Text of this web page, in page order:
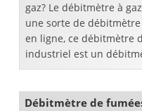
gaz? Le débitmètre à
une sorte de
en ligne, ce débitmètre
industriel est un
a une faible perte de
Débitmètre de